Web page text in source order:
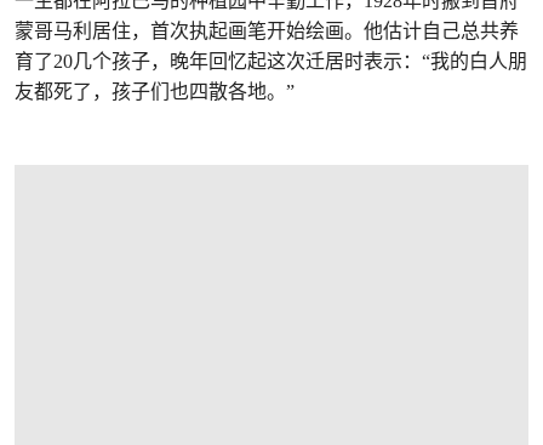
蒙哥马利居住，首次执起画笔开始绘画。他估计自己总共养
育了20几个孩子，晚年回忆起这次迁居时表示：“我的白人朋
友都死了，孩子们也四散各地。”